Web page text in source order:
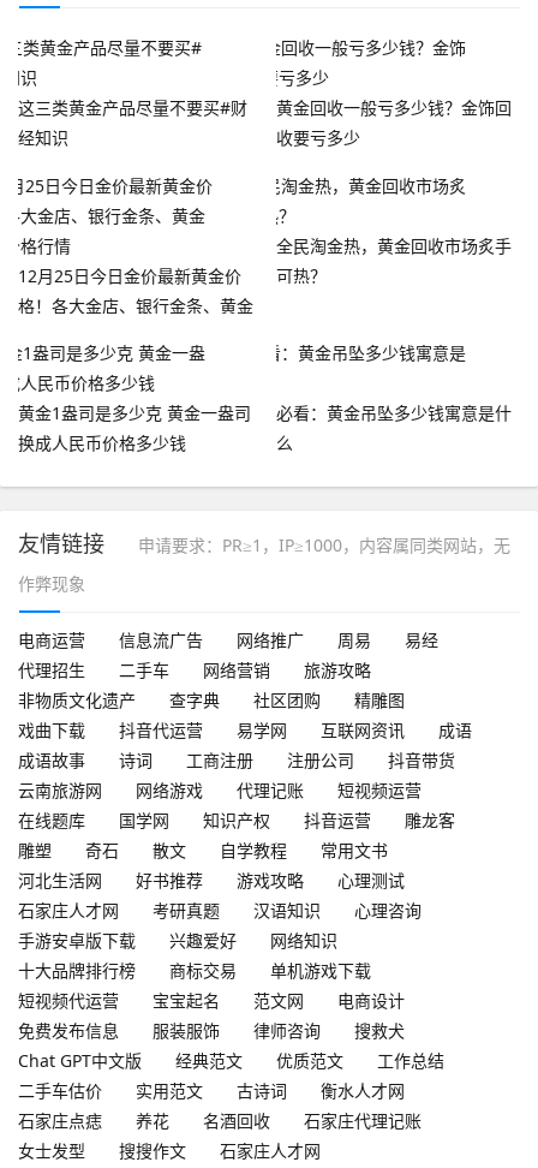
这三类黄金产品尽量不要买#财
经知识
黄金回收一般亏多少钱？金饰回
收要亏多少
12月25日今日金价最新黄金价
格！各大金店、银行金条、黄金
全民淘金热，黄金回收市场炙手
可热？
黄金1盎司是多少克 黄金一盎司
换成人民币价格多少钱
必看：黄金吊坠多少钱寓意是什
么
友情链接
申请要求：PR≥1，IP≥1000，内容属同类网站，无
作弊现象
电商运营 信息流广告 网络推广 周易
易经
代理招生
二手车 网络营销
旅游攻略
非物质文化遗产
查字典 社区团购
精雕图
戏曲下载
抖音代运营 易学网 互联网资讯
成语
成语故事
诗词 工商注册 注册公司
抖音带货
云南旅游网
网络游戏 代理记账
短视频运营
在线题库
国学网 知识产权 抖音运营
雕龙客
雕塑
奇石 散文 自学教程
常用文书
河北生活网
好书推荐 游戏攻略
心理测试
石家庄人才网
考研真题 汉语知识
心理咨询
手游安卓版下载
兴趣爱好
网络知识
十大品牌排行榜
商标交易
单机游戏下载
短视频代运营
宝宝起名 范文网
电商设计
免费发布信息
服装服饰 律师咨询
搜救犬
Chat GPT中文版
经典范文 优质范文
工作总结
二手车估价
实用范文 古诗词
衡水人才网
石家庄点痣
养花 名酒回收
石家庄代理记账
女士发型
搜搜作文
石家庄人才网